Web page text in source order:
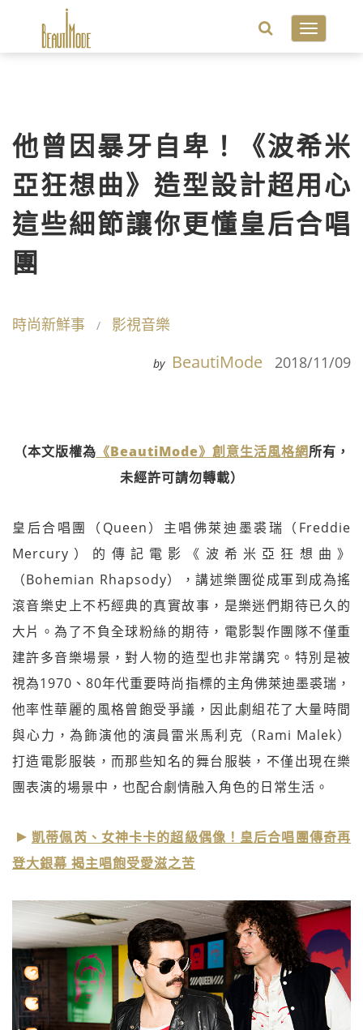
Toggle
他曾因暴牙自卑！《波希米
亞狂想曲》造型設計超用心
這些細節讓你更懂皇后合唱
團
時尚新鮮事 影視音樂
by BeautiMode 2018/11/09
（本文版權為 《BeautiMode》創意生活風格網所有，
未經許可請勿轉載）
皇后合唱團（Queen）主唱佛萊迪墨裘瑞（Freddie
Mercury）的傳記電影《波希米亞狂想曲》
（Bohemian Rhapsody），講述樂團從成軍到成為搖
滾音樂史上不朽經典的真實故事，是樂迷們期待已久的
大片。為了不負全球粉絲的期待，電影製作團隊不僅重
建許多音樂場景，對人物的造型也非常講究。特別是被
視為1970、80年代重要時尚指標的主角佛萊迪墨裘瑞，
他率性華麗的風格曾飽受爭議，因此劇組花了大量時間
與心力，為飾演他的演員雷米馬利克（Rami Malek）
打造電影服裝，而那些知名的舞台服裝，不僅出現在樂
團表演的場景中，也配合劇情融入角色的日常生活。
凱蒂佩芮、女神卡卡的超級偶像！皇后合唱團傳奇再
登大銀幕 揭主唱飽受愛滋之苦